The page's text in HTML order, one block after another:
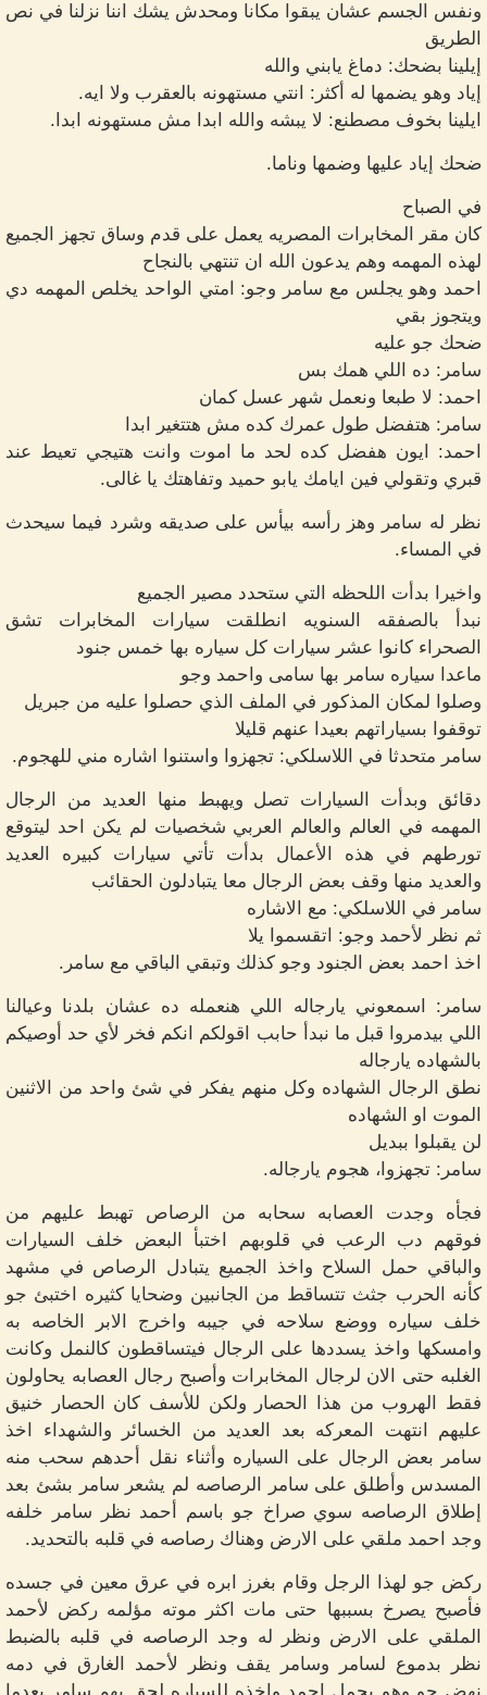
ونفس الجسم عشان يبقوا مكانا ومحدش يشك اننا نزلنا في نص
الطريق
إيلينا بضحك: دماغ يابني والله
إياد وهو يضمها له أكثر: انتي مستهونه بالعقرب ولا ايه.
ايلينا بخوف مصطنع: لا يبشه والله ابدا مش مستهونه ابدا.
ضحك إياد عليها وضمها وناما.
في الصباح
كان مقر المخابرات المصريه يعمل على قدم وساق تجهز الجميع
لهذه المهمه وهم يدعون الله ان تنتهي بالنجاح
احمد وهو يجلس مع سامر وجو: امتي الواحد يخلص المهمه دي
ويتجوز بقي
ضحك جو عليه
سامر: ده اللي همك بس
احمد: لا طبعا ونعمل شهر عسل كمان
سامر: هتفضل طول عمرك كده مش هتتغير ابدا
احمد: ايون هفضل كده لحد ما اموت وانت هتيجي تعيط عند
قبري وتقولي فين ايامك يابو حميد وتفاهتك يا غالى.
نظر له سامر وهز رأسه بيأس على صديقه وشرد فيما سيحدث
في المساء.
واخيرا بدأت اللحظه التي ستحدد مصير الجميع
نبدأ بالصفقه السنويه انطلقت سيارات المخابرات تشق
الصحراء كانوا عشر سيارات كل سياره بها خمس جنود
ماعدا سياره سامر بها سامى واحمد وجو
وصلوا لمكان المذكور في الملف الذي حصلوا عليه من جبريل
توقفوا بسياراتهم بعيدا عنهم قليلا
سامر متحدثا في اللاسلكي: تجهزوا واستنوا اشاره مني للهجوم.
دقائق وبدأت السيارات تصل ويهبط منها العديد من الرجال
المهمه في العالم والعالم العربي شخصيات لم يكن احد ليتوقع
تورطهم في هذه الأعمال بدأت تأتي سيارات كبيره العديد
والعديد منها وقف بعض الرجال معا يتبادلون الحقائب
سامر في اللاسلكي: مع الاشاره
ثم نظر لأحمد وجو: اتقسموا يلا
اخذ احمد بعض الجنود وجو كذلك وتبقي الباقي مع سامر.
سامر: اسمعوني يارجاله اللي هنعمله ده عشان بلدنا وعيالنا
اللي بيدمروا قبل ما نبدأ حابب اقولكم انكم فخر لأي حد أوصيكم
بالشهاده يارجاله
نطق الرجال الشهاده وكل منهم يفكر في شئ واحد من الاثنين
الموت او الشهاده
لن يقبلوا ببديل
سامر: تجهزوا، هجوم يارجاله.
فجأه وجدت العصابه سحابه من الرصاص تهبط عليهم من
فوقهم دب الرعب في قلوبهم اختبأ البعض خلف السيارات
والباقي حمل السلاح واخذ الجميع يتبادل الرصاص في مشهد
كأنه الحرب جثث تتساقط من الجانبين وضحايا كثيره اختبئ جو
خلف سياره ووضع سلاحه في جيبه واخرج الابر الخاصه به
وامسكها واخذ يسددها على الرجال فيتساقطون كالنمل وكانت
الغلبه حتى الان لرجال المخابرات وأصبح رجال العصابه يحاولون
فقط الهروب من هذا الحصار ولكن للأسف كان الحصار خنيق
عليهم انتهت المعركه بعد العديد من الخسائر والشهداء اخذ
سامر بعض الرجال على السياره وأثناء نقل أحدهم سحب منه
المسدس وأطلق على سامر الرصاصه لم يشعر سامر بشئ بعد
إطلاق الرصاصه سوي صراخ جو باسم أحمد نظر سامر خلفه
وجد احمد ملقي على الارض وهناك رصاصه في قلبه بالتحديد.
ركض جو لهذا الرجل وقام بغرز ابره في عرق معين في جسده
فأصبح يصرخ بسببها حتى مات اكثر موته مؤلمه ركض لأحمد
الملقي على الارض ونظر له وجد الرصاصه في قلبه بالضبط
نظر بدموع لسامر وسامر يقف ونظر لأحمد الغارق في دمه